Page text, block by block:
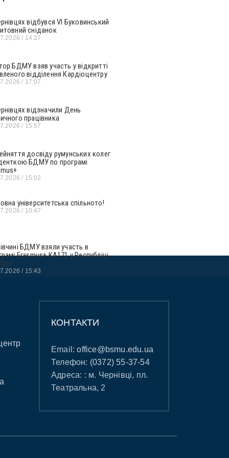
відбувся VI Буковинський
сніданок
14:27
БДМУ взяв участь у відкритті
відділення Кардіоцентру
17:07
відзначили День
працівника
15:57
досвіду румунських колег
БДМУ по програмі
15:02
університетська спільното!
10:47
БДМУ взяли участь в
Erasmus+ KA171 у Республіці
15:43
КОНТАКТИ
Email:office@bsmu.edu.ua
Телефон: (0372) 55-37-54
Адреса: : м. Чернівці, пл.
Театральна, 2